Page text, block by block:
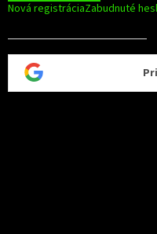
Nová registráciaZabudnuté